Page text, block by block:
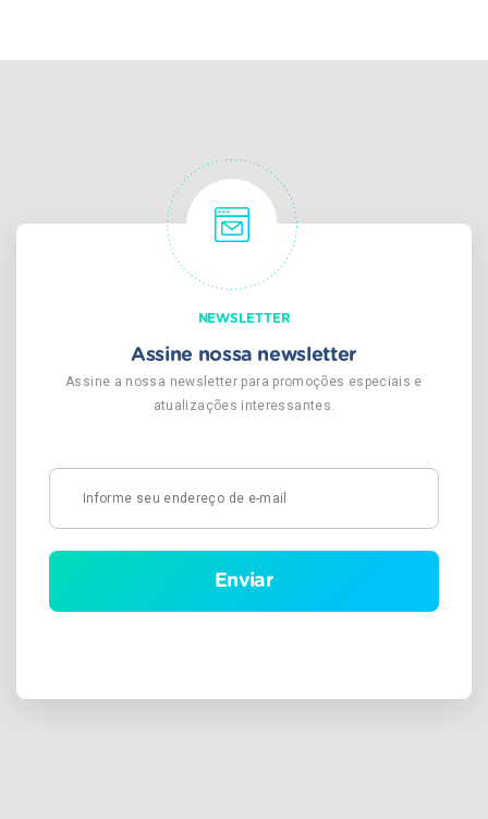
NEWSLETTER
Assine nossa newsletter
Assine a nossa newsletter para promoções especiais e
atualizações interessantes.